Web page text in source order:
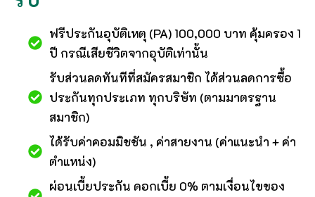
ฟรีประกันอุบัติเหตุ (PA) 100,000 บาท คุ้มครอง 1
ปี กรณีเสียชีวิตจากอุบัติเท่านั้น
รับส่วนลดทันทีที่สมัครสมาชิก ได้ส่วนลดการซื้อ
ประกันทุกประเภท ทุกบริษัท (ตามมาตรฐาน
สมาชิก)
ได้รับค่าคอมมิชชัน , ค่าสายงาน (ค่าแนะนำ + ค่า
ตำแหน่ง)
ผ่อนเบี้ยประกัน ดอกเบี้ย 0% ตามเงื่อนไขของ